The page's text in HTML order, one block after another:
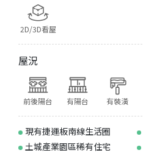
2D/3D看屋
屋況
前後陽台 有陽台 有裝潢
現有捷運板南線生活圈
土城產業園區稀有住宅